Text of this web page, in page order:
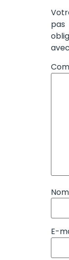
avec
Nom
E-